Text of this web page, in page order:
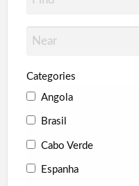
Categories
Angola
Brasil
Cabo Verde
Espanha